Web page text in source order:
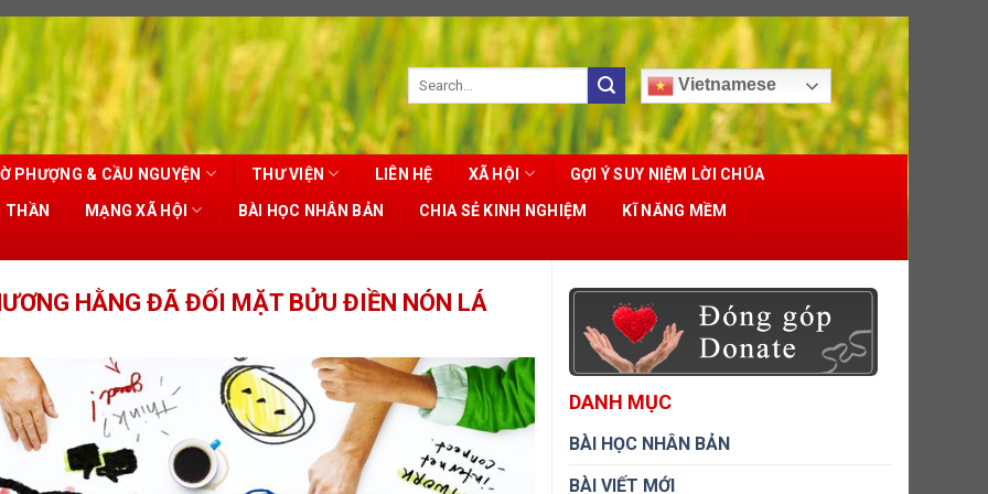
Vietnamese
PHƯỢNG & CẦU NGUYỆN THƯ VIỆN LIÊN HỆ XÃ HỘI GỢI Ý SUY NIỆM LỜI CHÚA
THẦN MẠNG XÃ HỘI BÀI HỌC NHÂN BẢN CHIA SẺ KINH NGHIỆM
KĨ NĂNG MỀM
HẰNG ĐÃ ĐỐI MẶT BỬU ĐIỀN NÓN LÁ
DANH MỤC
BÀI HỌC NHÂN BẢN
BÀI VIẾT MỚI